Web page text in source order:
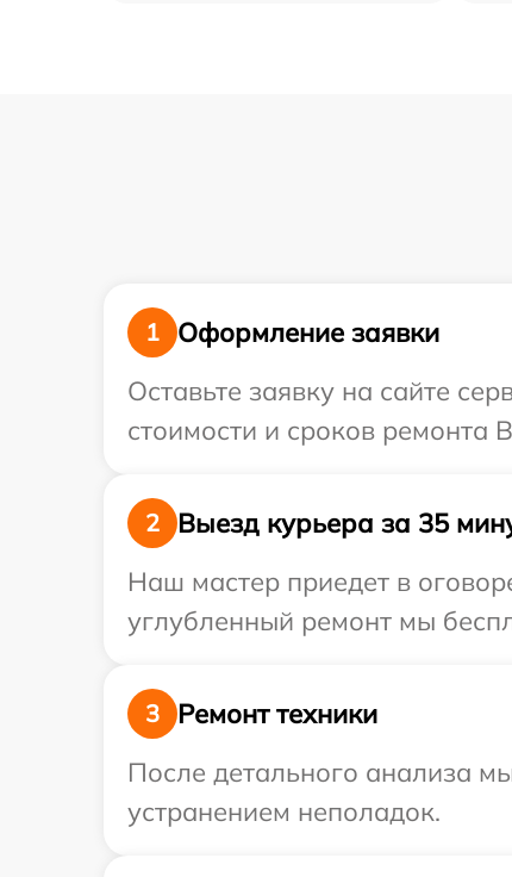
1
Оформление заявки
Оставьте заявку на сайте
стоимости и сроков ремонта
2
Выезд курьера за 35
Наш мастер приедет в
углубленный ремонт мы
3
Ремонт техники
После детального анализа
устранением неполадок.